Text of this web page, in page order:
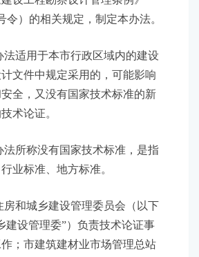
令）的相关规定，制定本办法。
法适用于本市行政区域内的建设
文件中规定采用的，可能影响
全，又没有国家技术标准的新
术论证。
法所称没有国家技术标准，是指
业标准、地方标准。
房和城乡建设管理委员会（以下
建设管理委”）负责技术论证事
；市建筑建材业市场管理总站